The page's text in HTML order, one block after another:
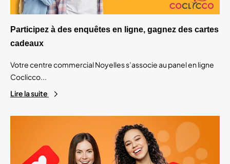
Participez à des enquêtes en ligne, gagnez des cartes
cadeaux
Votre centre commercial Noyelles s’associe au panel en ligne
Coclicco...
Lire la suite